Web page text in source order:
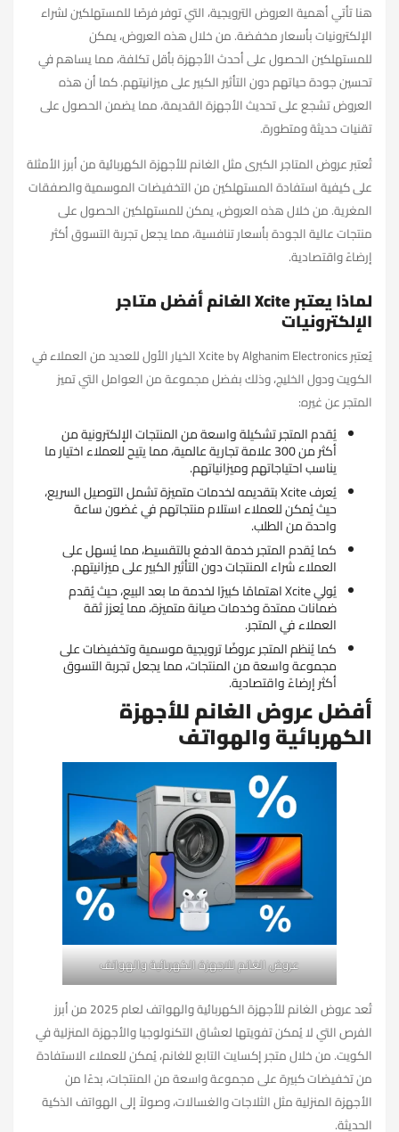
هنا تأتي أهمية العروض الترويجية، التي توفر فرصًا للمستهلكين لشراء
الإلكترونيات بأسعار مخفضة. من خلال هذه العروض، يمكن
للمستهلكين الحصول على أحدث الأجهزة بأقل تكلفة، مما يساهم في
تحسين جودة حياتهم دون التأثير الكبير على ميزانيتهم. كما أن هذه
العروض تشجع على تحديث الأجهزة القديمة، مما يضمن الحصول على
تقنيات حديثة ومتطورة.
تُعتبر عروض المتاجر الكبرى مثل الغانم للأجهزة الكهربائية من أبرز الأمثلة
على كيفية استفادة المستهلكين من التخفيضات الموسمية والصفقات
المغرية. من خلال هذه العروض، يمكن للمستهلكين الحصول على
منتجات عالية الجودة بأسعار تنافسية، مما يجعل تجربة التسوق أكثر
إرضاءً واقتصادية.
لماذا يعتبر Xcite الغانم أفضل متاجر
الإلكترونيات
يُعتبر Xcite by Alghanim Electronics الخيار الأول للعديد من العملاء في
الكويت ودول الخليج، وذلك بفضل مجموعة من العوامل التي تميز
المتجر عن غيره:
يُقدم المتجر تشكيلة واسعة من المنتجات الإلكترونية من
أكثر من 300 علامة تجارية عالمية، مما يتيح للعملاء اختيار ما
يناسب احتياجاتهم وميزانياتهم.
يُعرف Xcite بتقديمه لخدمات متميزة تشمل التوصيل السريع،
حيث يُمكن للعملاء استلام منتجاتهم في غضون ساعة
واحدة من الطلب.
كما يُقدم المتجر خدمة الدفع بالتقسيط، مما يُسهل على
العملاء شراء المنتجات دون التأثير الكبير على ميزانيتهم.
يُولي Xcite اهتمامًا كبيرًا لخدمة ما بعد البيع، حيث يُقدم
ضمانات ممتدة وخدمات صيانة متميزة، مما يُعزز ثقة
العملاء في المتجر.
كما يُنظم المتجر عروضًا ترويجية موسمية وتخفيضات على
مجموعة واسعة من المنتجات، مما يجعل تجربة التسوق
أكثر إرضاءً واقتصادية.
أفضل عروض الغانم للأجهزة
الكهربائية والهواتف
عروض الغانم للاجهزة الكهربائية والهواتف
تُعد عروض الغانم للأجهزة الكهربائية والهواتف لعام 2025 من أبرز
الفرص التي لا يُمكن تفويتها لعشاق التكنولوجيا والأجهزة المنزلية في
الكويت. من خلال متجر إكسايت التابع للغانم، يُمكن للعملاء الاستفادة
من تخفيضات كبيرة على مجموعة واسعة من المنتجات، بدءًا من
الأجهزة المنزلية مثل الثلاجات والغسالات، وصولاً إلى الهواتف الذكية
الحديثة.